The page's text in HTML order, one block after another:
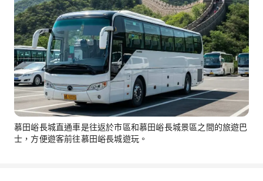
慕田峪長城直通車是往返於市區和慕田峪長城景區之間的旅遊巴
士，方便遊客前往慕田峪長城遊玩。